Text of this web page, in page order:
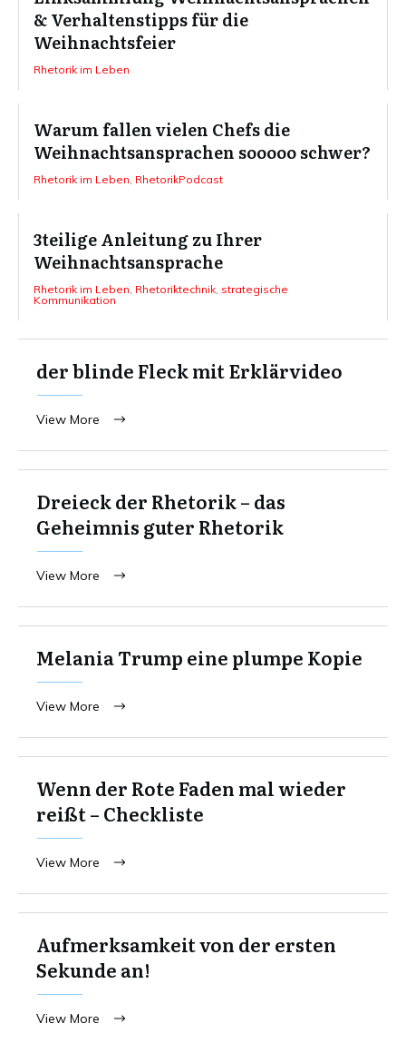
& Verhaltenstipps für die
Weihnachtsfeier
Rhetorik im Leben
Warum fallen vielen Chefs die
Weihnachtsansprachen sooooo schwer?
Rhetorik im Leben RhetorikPodcast
3teilige Anleitung zu Ihrer
Weihnachtsansprache
Rhetorik im Leben Rhetoriktechnik strategische
Kommunikation
der blinde Fleck mit Erklärvideo
View More
Dreieck der Rhetorik – das
Geheimnis guter Rhetorik
View More
Melania Trump eine plumpe Kopie
View More
Wenn der Rote Faden mal wieder
reißt – Checkliste
View More
Aufmerksamkeit von der ersten
Sekunde an!
View More